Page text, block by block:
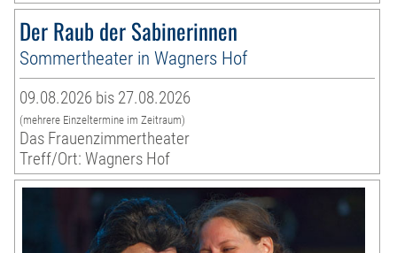
Der Raub der Sabinerinnen
Sommertheater in Wagners Hof
09.08.2026 bis 27.08.2026
(mehrere Einzeltermine im Zeitraum)
Das Frauenzimmertheater
Treff/Ort: Wagners Hof